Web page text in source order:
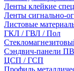
Ленты клейкие
Ленты сигнально-
Листовые
ГКЛ / ГВЛ / Пол
Сэндвич-панели
ЦСП / ГСП
Профиль